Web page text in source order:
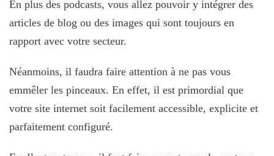
En plus des podcasts, vous allez pouvoir y intégrer des
articles de blog ou des images qui sont toujours en
rapport avec votre secteur.
Néanmoins, il faudra faire attention à ne pas vous
emmêler les pinceaux. En effet, il est primordial que
votre site internet soit facilement accessible, explicite et
parfaitement configuré.